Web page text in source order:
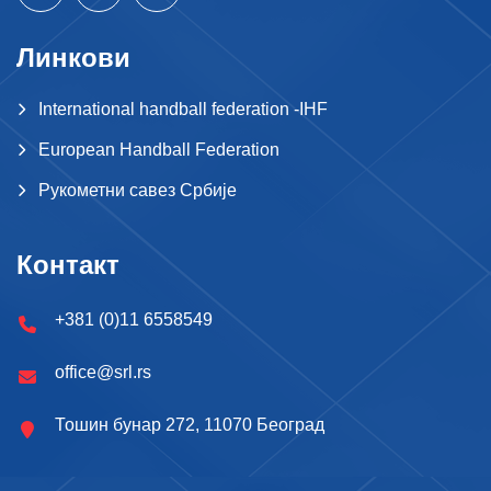
Линкови
International handball federation -IHF
European Handball Federation
Рукометни савез Србије
Контакт
+381 (0)11 6558549
office@srl.rs
Тошин бунар 272, 11070 Београд